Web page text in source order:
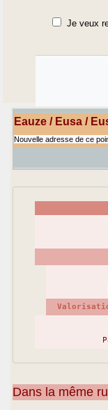
Je veux
Eauze / Eusa /
Nouvelle adresse de ce
Dans la même